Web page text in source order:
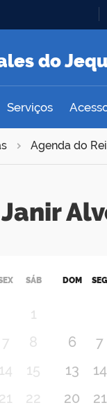
do
Serviços
Agenda do
SÁB
1
7
8
15
22
DOM SEG
6
7
13
14
20
21